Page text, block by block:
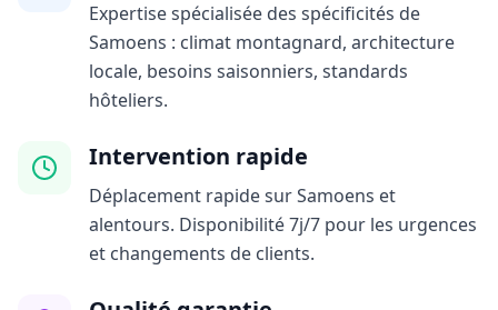
Expertise spécialisée des spécificités de
Samoens : climat montagnard, architecture
locale, besoins saisonniers, standards
hôteliers.
Intervention rapide
Déplacement rapide sur Samoens et
alentours. Disponibilité 7j/7 pour les urgences
et changements de clients.